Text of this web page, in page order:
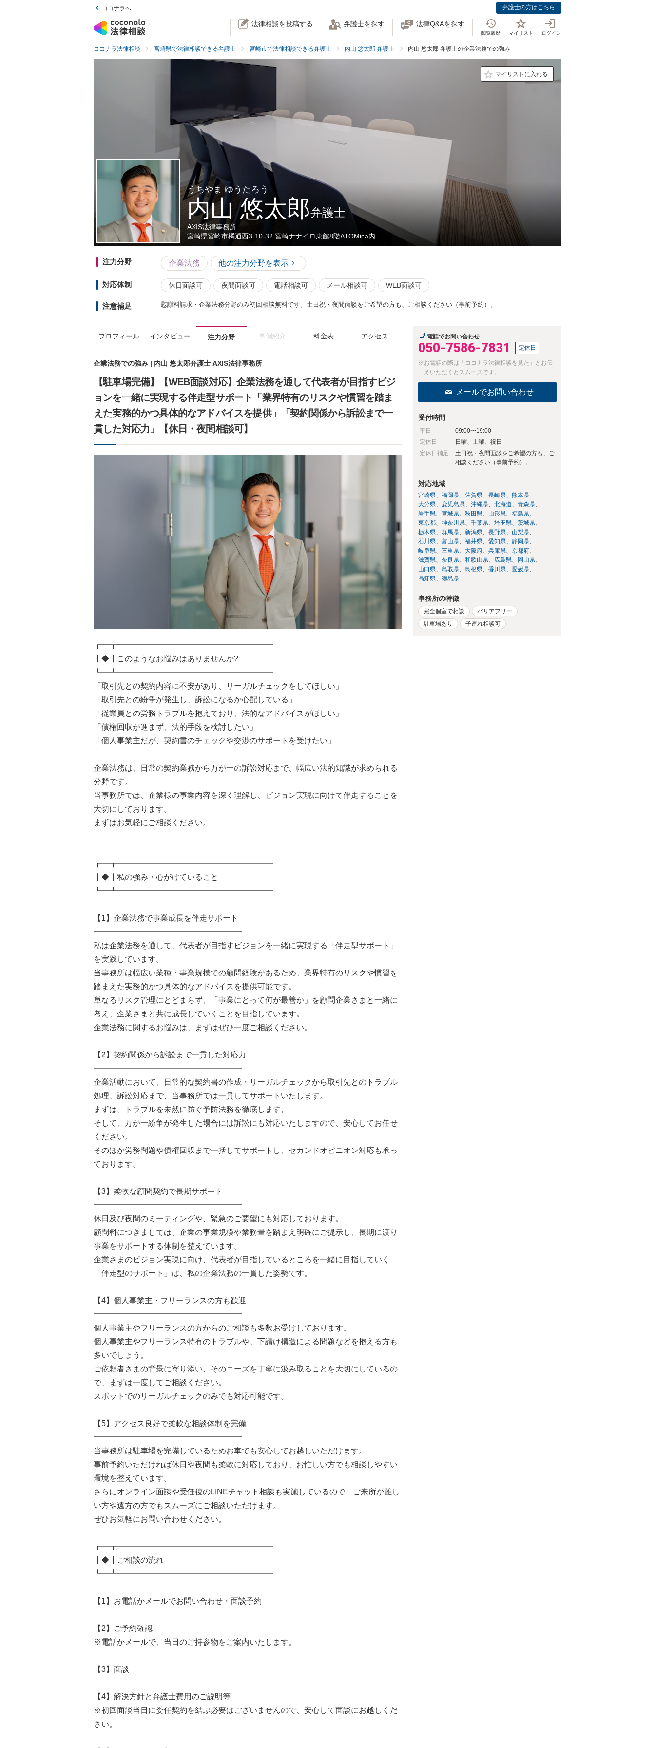
ココナラへ 弁護士の方はこちら
法律相談を投稿する 弁護士を探す 法律Q&Aを探す
閲覧履歴 マイリスト ログイン
ココナラ法律相談 宮崎県で法律相談できる弁護士 宮崎市で法律相談できる弁護士 内山 悠太郎 弁護士 内山 悠太郎 弁護士の企業法務での強み
マイリストに入れる
うちやま ゆうたろう
内山 悠太郎弁護士
AXIS法律事務所
宮崎県宮崎市橘通西3-10-32 宮崎ナナイロ東館8階ATOMica内
注力分野 企業法務 他の注力分野を表示
対応体制 休日面談可 夜間面談可 電話相談可 メール相談可 WEB面談可
注意補足 慰謝料請求・企業法務分野のみ初回相談無料です。土日祝・夜間面談をご希望の方も、ご相談ください（事前予約）。
プロフィール インタビュー 注力分野 事例紹介 料金表 アクセス
企業法務での強み | 内山 悠太郎弁護士 AXIS法律事務所
【駐車場完備】【WEB面談対応】企業法務を通して代表者が目指すビジ
ョンを一緒に実現する伴走型サポート「業界特有のリスクや慣習を踏ま
えた実務的かつ具体的なアドバイスを提供」「契約関係から訴訟まで一
貫した対応力」【休日・夜間相談可】
┏━┳━━━━━━━━━━━━━━━━━━━━
┃◆┃このようなお悩みはありませんか?
┗━┻━━━━━━━━━━━━━━━━━━━━
「取引先との契約内容に不安があり、リーガルチェックをしてほしい」
「取引先との紛争が発生し、訴訟になるか心配している」
「従業員との労務トラブルを抱えており、法的なアドバイスがほしい」
「債権回収が進まず、法的手段を検討したい」
「個人事業主だが、契約書のチェックや交渉のサポートを受けたい」
企業法務は、日常の契約業務から万が一の訴訟対応まで、幅広い法的知識が求められる
分野です。
当事務所では、企業様の事業内容を深く理解し、ビジョン実現に向けて伴走することを
大切にしております。
まずはお気軽にご相談ください。
┏━┳━━━━━━━━━━━━━━━━━━━━
┃◆┃私の強み・心がけていること
┗━┻━━━━━━━━━━━━━━━━━━━━
【1】企業法務で事業成長を伴走サポート
━━━━━━━━━━━━━━━━━━━
私は企業法務を通して、代表者が目指すビジョンを一緒に実現する「伴走型サポート」
を実践しています。
当事務所は幅広い業種・事業規模での顧問経験があるため、業界特有のリスクや慣習を
踏まえた実務的かつ具体的なアドバイスを提供可能です。
単なるリスク管理にとどまらず、「事業にとって何が最善か」を顧問企業さまと一緒に
考え、企業さまと共に成長していくことを目指しています。
企業法務に関するお悩みは、まずはぜひ一度ご相談ください。
【2】契約関係から訴訟まで一貫した対応力
━━━━━━━━━━━━━━━━━━━
企業活動において、日常的な契約書の作成・リーガルチェックから取引先とのトラブル
処理、訴訟対応まで、当事務所では一貫してサポートいたします。
まずは、トラブルを未然に防ぐ予防法務を徹底します。
そして、万が一紛争が発生した場合には訴訟にも対応いたしますので、安心してお任せ
ください。
そのほか労務問題や債権回収まで一括してサポートし、セカンドオピニオン対応も承っ
ております。
【3】柔軟な顧問契約で長期サポート
━━━━━━━━━━━━━━━━━━━
休日及び夜間のミーティングや、緊急のご要望にも対応しております。
顧問料につきましては、企業の事業規模や業務量を踏まえ明確にご提示し、長期に渡り
事業をサポートする体制を整えています。
企業さまのビジョン実現に向け、代表者が目指しているところを一緒に目指していく
「伴走型のサポート」は、私の企業法務の一貫した姿勢です。
【4】個人事業主・フリーランスの方も歓迎
━━━━━━━━━━━━━━━━━━━
個人事業主やフリーランスの方からのご相談も多数お受けしております。
個人事業主やフリーランス特有のトラブルや、下請け構造による問題などを抱える方も
多いでしょう。
ご依頼者さまの背景に寄り添い、そのニーズを丁寧に汲み取ることを大切にしているの
で、まずは一度してご相談ください。
スポットでのリーガルチェックのみでも対応可能です。
【5】アクセス良好で柔軟な相談体制を完備
━━━━━━━━━━━━━━━━━━━
当事務所は駐車場を完備しているためお車でも安心してお越しいただけます。
事前予約いただければ休日や夜間も柔軟に対応しており、お忙しい方でも相談しやすい
環境を整えています。
さらにオンライン面談や受任後のLINEチャット相談も実施しているので、ご来所が難し
い方や遠方の方でもスムーズにご相談いただけます。
ぜひお気軽にお問い合わせください。
┏━┳━━━━━━━━━━━━━━━━━━━━
┃◆┃ご相談の流れ
┗━┻━━━━━━━━━━━━━━━━━━━━
【1】お電話かメールでお問い合わせ・面談予約
【2】ご予約確認
※電話かメールで、当日のご持参物をご案内いたします。
【3】面談
【4】解決方針と弁護士費用のご説明等
※初回面談当日に委任契約を結ぶ必要はございませんので、安心して面談にお越しくだ
さい。
電話でお問い合わせ
050-7586-7831 定休日
※お電話の際は「ココナラ法律相談を見た」とお伝
えいただくとスムーズです。
メールでお問い合わせ
受付時間
平日
09:00〜19:00
定休日
日曜、土曜、祝日
定休日補足
土日祝・夜間面談をご希望の方も、ご
相談ください（事前予約）。
対応地域
宮崎県 福岡県 佐賀県 長崎県
熊本県
大分県
鹿児島県 沖縄県 北海道
青森県
岩手県
宮城県 秋田県 山形県
福島県
東京都
神奈川県 千葉県 埼玉県
茨城県
栃木県
群馬県 新潟県 長野県
山梨県
石川県
富山県 福井県 愛知県
静岡県
岐阜県
三重県 大阪府 兵庫県
京都府
滋賀県
奈良県 和歌山県 広島県
岡山県
山口県
鳥取県 島根県 香川県
愛媛県
高知県
徳島県
事務所の特徴
完全個室で相談
バリアフリー
駐車場あり
子連れ相談可